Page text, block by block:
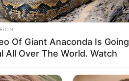
Of Giant Anaconda Is Going
All Over The World. Watch